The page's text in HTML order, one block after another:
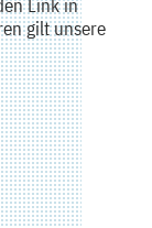
Link in
gilt unsere